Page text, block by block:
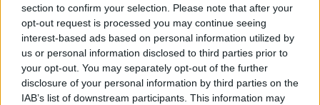
section to confirm your selection. Please note that after your
opt-out request is processed you may continue seeing
interest-based ads based on personal information utilized by
us or personal information disclosed to third parties prior to
your opt-out. You may separately opt-out of the further
disclosure of your personal information by third parties on the
IAB’s list of downstream participants. This information may
elmondta, a mostani eredményre. „Talán nem
szerénytelenség, ha azt mondom: nekem is volt
benne szerepem – ezt sokan meg is üzenték
nekem a választás után. Azt gondolom, abban is
szerepet játszottam, hogy Magyar Péternek